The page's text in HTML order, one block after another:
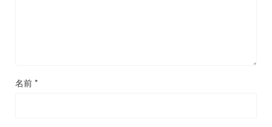
名前 *